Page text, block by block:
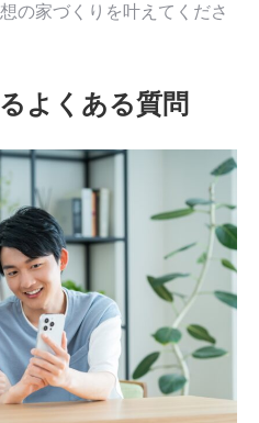
の家づくりを叶えてくださ
よくある質問